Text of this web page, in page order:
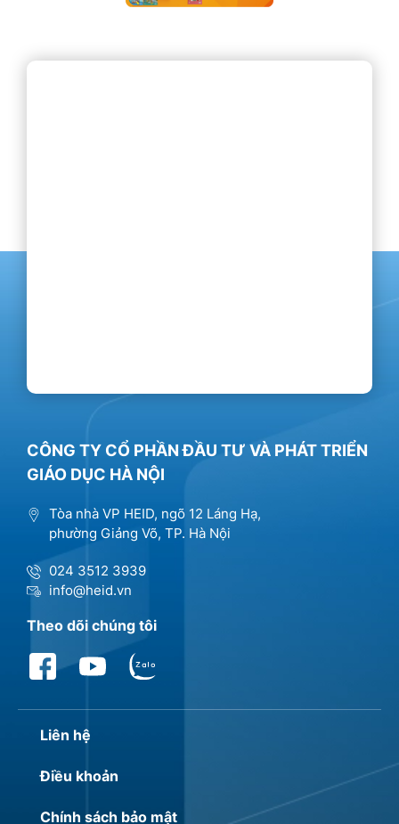
CÔNG TY CỔ PHẦN ĐẦU TƯ VÀ PHÁT TRIỂN
GIÁO DỤC HÀ NỘI
Tòa nhà VP HEID, ngõ 12 Láng Hạ,
phường Giảng Võ, TP. Hà Nội
024 3512 3939
info@heid.vn
Theo dõi chúng tôi
Liên hệ
Điều khoản
Chính sách bảo mật